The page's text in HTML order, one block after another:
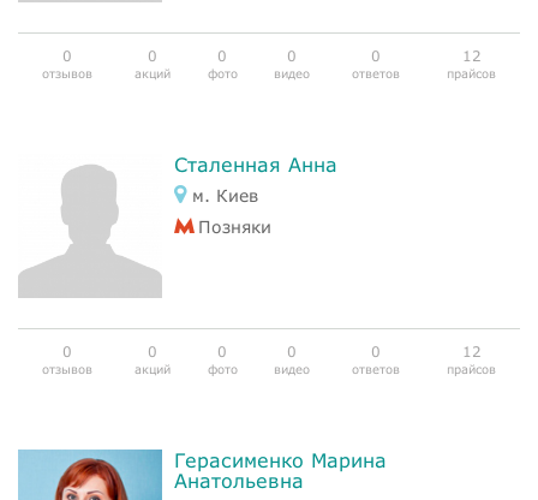
0
отзывов
0
акций
0
фото
0
видео
0
ответов
12
прайсов
Сталенная Анна
м. Киев
Позняки
0
отзывов
0
акций
0
фото
0
видео
0
ответов
12
прайсов
Герасименко Марина
Анатольевна